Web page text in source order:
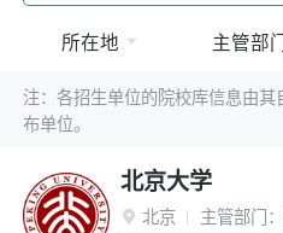
所在地 主管部
注：各招生单位的院校库信息由
布单位。
北京大学
 北京 主管部门：